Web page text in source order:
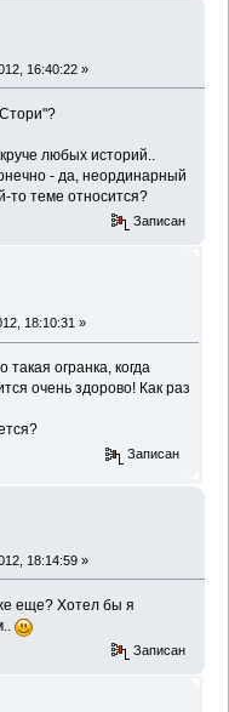
16:40:22 »
любых историй..
- да, неординарный
то теме относится?
Записан
18:10:31 »
огранка, когда
очень здорово! Как раз
Записан
18:14:59 »
еще? Хотел бы я
Записан